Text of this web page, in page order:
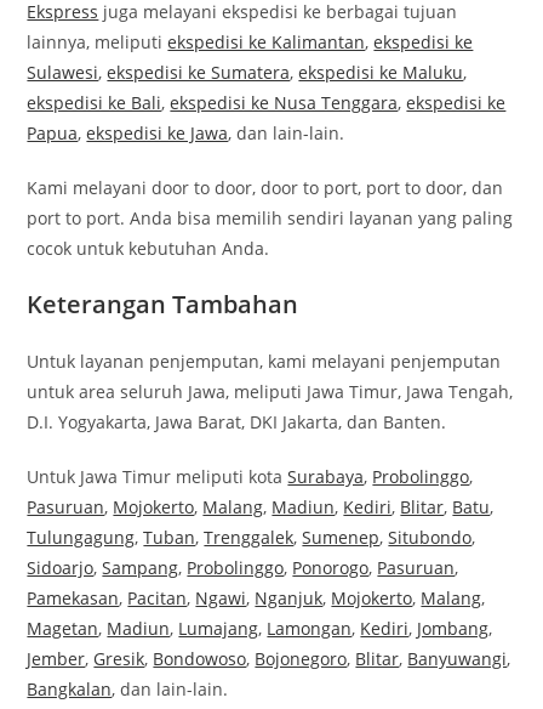
Ekspress juga melayani ekspedisi ke berbagai tujuan
lainnya, meliputiekspedisi ke Kalimantan,ekspedisi ke
Sulawesi,ekspedisi ke Sumatera,ekspedisi ke Maluku,
ekspedisi ke Bali,ekspedisi ke Nusa Tenggara,ekspedisi ke
Papua,ekspedisi ke Jawa, dan lain-lain.
Kami melayani door to door, door to port, port to door, dan
port to port. Anda bisa memilih sendiri layanan yang paling
cocok untuk kebutuhan Anda.
Keterangan Tambahan
Untuk layanan penjemputan, kami melayani penjemputan
untuk area seluruh Jawa, meliputi Jawa Timur, Jawa Tengah,
D.I. Yogyakarta, Jawa Barat, DKI Jakarta, dan Banten.
Untuk Jawa Timur meliputi kotaSurabaya, Probolinggo,
Pasuruan, Mojokerto, Malang, Madiun, Kediri, Blitar, Batu,
Tulungagung,Tuban,Trenggalek,Sumenep,Situbondo,
Sidoarjo,Sampang, Probolinggo, Ponorogo, Pasuruan,
Pamekasan, Pacitan, Ngawi, Nganjuk, Mojokerto, Malang,
Magetan, Madiun, Lumajang, Lamongan, Kediri, Jombang,
Jember, Gresik, Bondowoso, Bojonegoro, Blitar, Banyuwangi,
Bangkalan, dan lain-lain.